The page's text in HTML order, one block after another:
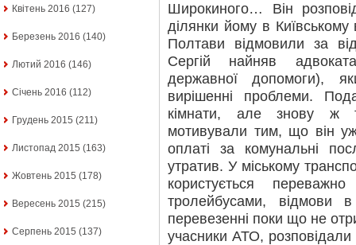
Квітень 2016 (127)
Березень 2016 (140)
Лютий 2016 (146)
Січень 2016 (112)
Грудень 2015 (211)
Листопад 2015 (163)
Жовтень 2015 (178)
Вересень 2015 (215)
Серпень 2015 (137)
Широкиного… Він
ділянки йому в Київському
Полтави відмовили за
Сергій найняв
державної допомоги),
вирішенні проблеми.
кімнати, але знову ж
мотивували тим, що він
оплаті за комунальні
утратив. У міському
користується
тролейбусами, відмови
перевезенні поки що не
учасники АТО,